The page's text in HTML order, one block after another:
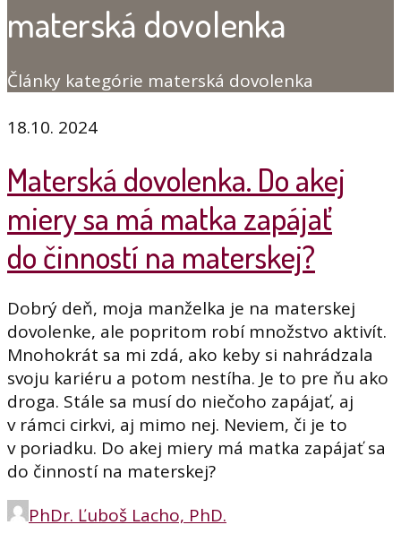
materská dovolenka
Články kategórie materská dovolenka
18.10. 2024
Materská dovolenka. Do akej
miery sa má matka zapájať
do činností na materskej?
Dobrý deň, moja manželka je na materskej
dovolenke, ale popritom robí množstvo aktivít.
Mnohokrát sa mi zdá, ako keby si nahrádzala
svoju kariéru a potom nestíha. Je to pre ňu ako
droga. Stále sa musí do niečoho zapájať, aj
v rámci cirkvi, aj mimo nej. Neviem, či je to
v poriadku. Do akej miery má matka zapájať sa
do činností na materskej?
PhDr. Ľuboš Lacho, PhD.